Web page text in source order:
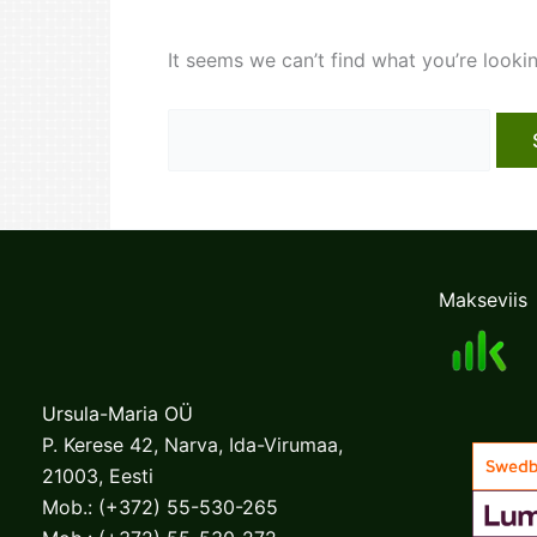
It seems we can’t find what you’re
Ursula-Maria OÜ
P. Kerese 42, Narva, Ida-Virumaa,
21003, Eesti
Mob.: (+372) 55-530-265
Makseviis